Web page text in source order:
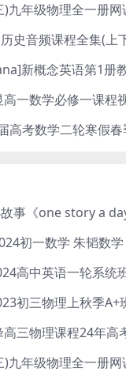
史音频课程全集(上
高中英语一轮系统